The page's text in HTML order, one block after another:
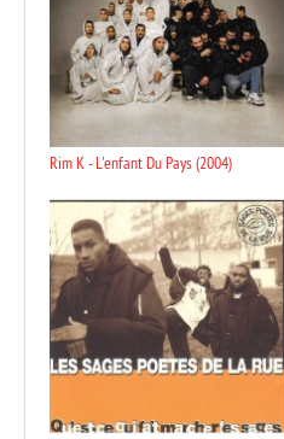
Rim K - L'enfant Du Pays (2004)